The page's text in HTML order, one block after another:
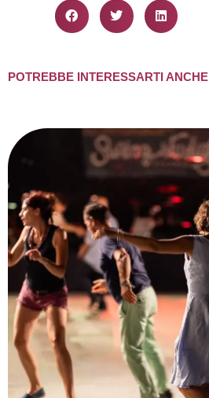
POTREBBE INTERESSARTI ANCHE